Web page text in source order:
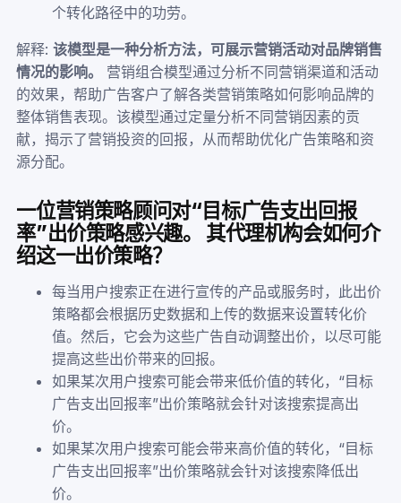
个转化路径中的功劳。
解释:该模型是一种分析方法，可展示营销活动对品牌销售
情况的影响。
营销组合模型通过分析不同营销渠道和活动
的效果，帮助广告客户了解各类营销策略如何影响品牌的
整体销售表现。该模型通过定量分析不同营销因素的贡
献，揭示了营销投资的回报，从而帮助优化广告策略和资
源分配。
一位营销策略顾问对“目标广告支出回报
率”出价策略感兴趣。 其代理机构会如何介
绍这一出价策略？
每当用户搜索正在进行宣传的产品或服务时，此出价
策略都会根据历史数据和上传的数据来设置转化价
值。然后，它会为这些广告自动调整出价，以尽可能
提高这些出价带来的回报。
如果某次用户搜索可能会带来低价值的转化，“目标
广告支出回报率”出价策略就会针对该搜索提高出
价。
如果某次用户搜索可能会带来高价值的转化，“目标
广告支出回报率”出价策略就会针对该搜索降低出
价。